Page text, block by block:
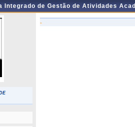
Integrado de Gestão de Atividades
-